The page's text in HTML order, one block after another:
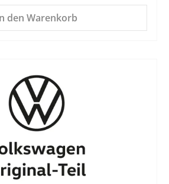
den Warenkorb